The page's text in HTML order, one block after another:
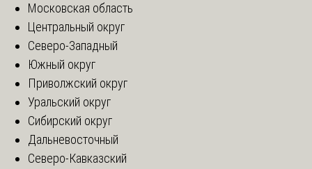
Московская область
Центральный округ
Северо-Западный
Южный округ
Приволжский округ
Уральский округ
Сибирский округ
Дальневосточный
Северо-Кавказский